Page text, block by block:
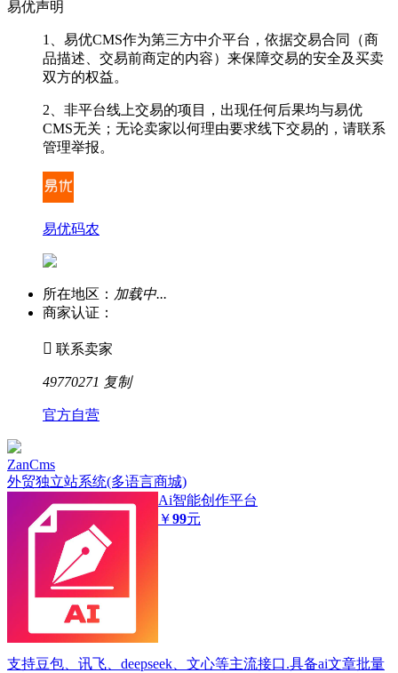
易优声明
1、易优CMS作为第三方中介平台，依据交易合同（商
品描述、交易前商定的内容）来保障交易的安全及买卖
双方的权益。
2、非平台线上交易的项目，出现任何后果均与易优
CMS无关；无论卖家以何理由要求线下交易的，请联系
管理举报。
易优码农
所在地区： 加载中...
商家认证：
 联系卖家
49770271 复制
官方自营
ZanCms
外贸独立站系统(多语言商城)
Ai智能创作平台
￥99元
支持豆包、讯飞、deepseek、文心等主流接口.具备ai文章批量